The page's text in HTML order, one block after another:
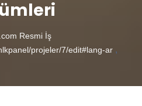
Resmi İş
projeler/7/edit#lang-ar ,